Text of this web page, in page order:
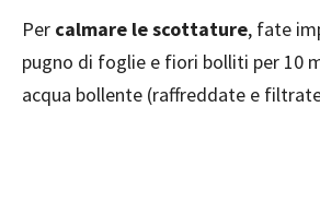
Per calmare le scottature, fate
pugno di foglie e fiori bolliti per 10
acqua bollente (raffreddate e